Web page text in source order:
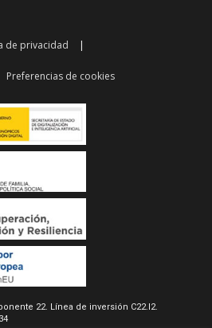
de privacidad
Preferencias de cookies
22. Línea de inversión C22.I2.